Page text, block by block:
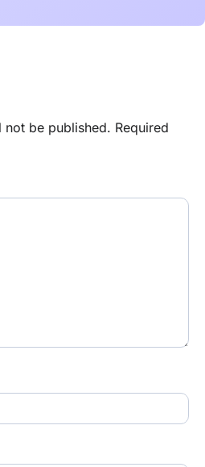
not be published. Required